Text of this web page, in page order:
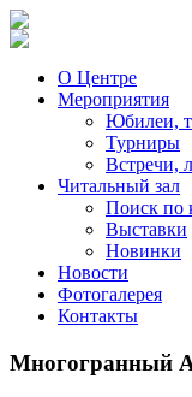
О Центре
Мероприятия
Юбилеи,
Турниры
Встречи,
Читальный зал
Поиск по
Выставки
Новинки
Новости
Фотогалерея
Контакты
Многогранный